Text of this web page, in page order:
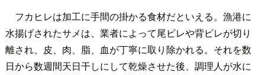
フカヒレは加工に手間の掛かる食材だといえる。漁港に
水揚げされたサメは、業者によって尾ビレや背ビレが切り
離され、皮、肉、脂、血が丁寧に取り除かれる。それを数
日から数週間天日干しにして乾燥させた後、調理人が水に